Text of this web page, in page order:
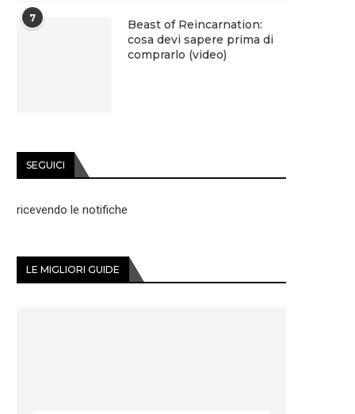
7
Beast of Reincarnation:
cosa devi sapere prima di
comprarlo (video)
SEGUICI
ricevendo le notifiche
LE MIGLIORI GUIDE